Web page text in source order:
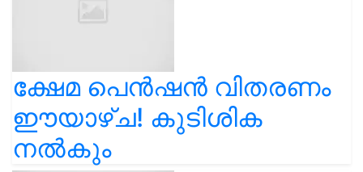
ക്ഷേമ പെൻഷൻ വിതരണം
ഈയാഴ്ച! കുടിശിക
നൽകും